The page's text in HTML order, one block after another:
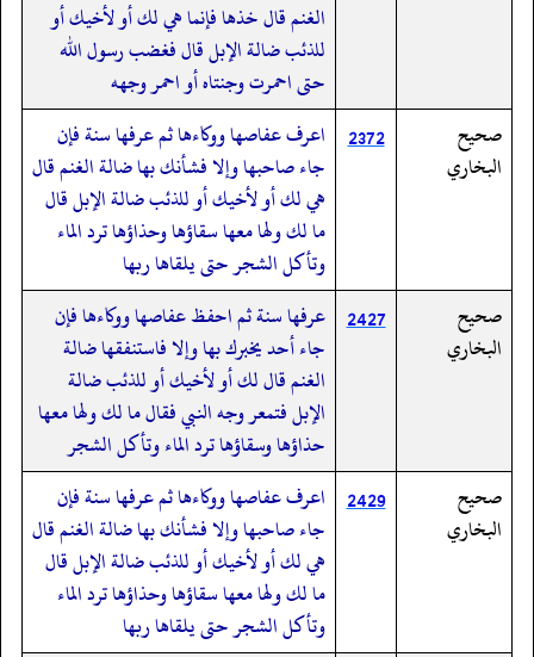
الغنم قال خذها فإنما هي لك أو لأخيك أو
للذئب ضالة الإبل قال فغضب رسول الله
حتى احمرت وجنتاه أو احمر وجهه
صحيح
البخاري
2372
اعرف عفاصها ووكاءها ثم عرفها سنة فإن
جاء صاحبها وإلا فشأنك بها ضالة الغنم قال
هي لك أو لأخيك أو للذئب ضالة الإبل قال
ما لك ولها معها سقاؤها وحذاؤها ترد الماء
وتأكل الشجر حتى يلقاها ربها
صحيح
البخاري
2427 عرفها سنة ثم احفظ عفاصها ووكاءها فإن
جاء أحد يخبرك بها وإلا فاستنفقها ضالة
الغنم قال لك أو لأخيك أو للذئب ضالة
الإبل فتمعر وجه النبي فقال ما لك ولها معها
حذاؤها وسقاؤها ترد الماء وتأكل الشجر
صحيح
البخاري
2429 اعرف عفاصها ووكاءها ثم عرفها سنة فإن
جاء صاحبها وإلا فشأنك بها ضالة الغنم قال
هي لك أو لأخيك أو للذئب ضالة الإبل قال
ما لك ولها معها سقاؤها وحذاؤها ترد الماء
وتأكل الشجر حتى يلقاها ربها